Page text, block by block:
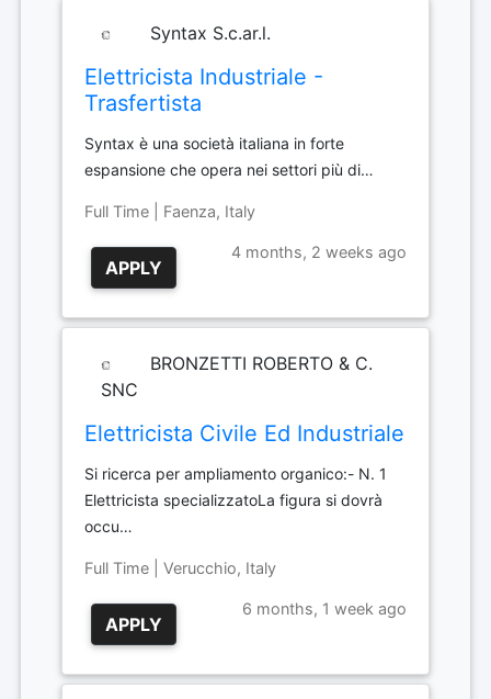
Syntax S.c.ar.l.
Elettricista Industriale -
Trasfertista
Syntax è una società italiana in forte
espansione che opera nei settori più di…
Full Time | Faenza, Italy
APPLY
4 months, 2 weeks ago
BRONZETTI ROBERTO & C.
SNC
Elettricista Civile Ed Industriale
Si ricerca per ampliamento organico:- N. 1
Elettricista specializzatoLa figura si dovrà
occu…
Full Time | Verucchio, Italy
APPLY
6 months, 1 week ago